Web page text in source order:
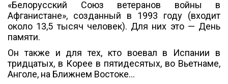
«Белорусский Союз ветеранов войны в
Афганистане», созданный в 1993 году (входит
около 13,5 тысяч человек). Для них это — День
памяти.
Он также и для тех, кто воевал в Испании в
тридцатых, в Корее в пятидесятых, во Вьетнаме,
Анголе, на Ближнем Востоке...